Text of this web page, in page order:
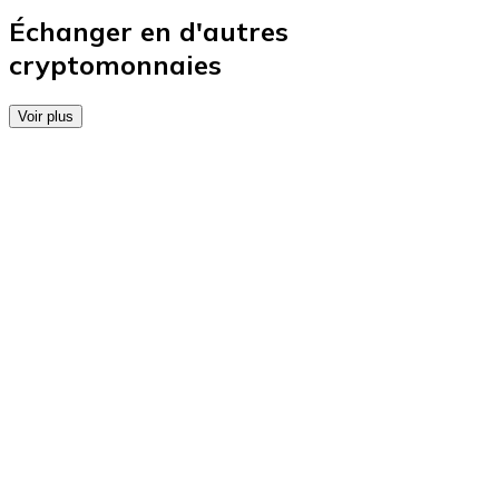
Achetez des cartes-cadeaux de vos marques
Aller à la boutique de cartes-cadeaux
Échanger en d'autres
cryptomonnaies
Voir plus